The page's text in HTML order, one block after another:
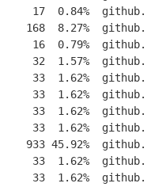
17  0.84%
168  8.27%
16  0.79%
32  1.57%
33  1.62%
33  1.62%
33  1.62%
33  1.62%
933 45.92%
33  1.62%
33  1.62%